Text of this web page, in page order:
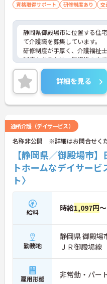
資格取得サポート
研修制度あり 交
静岡県御殿場市に位置する住
て介護職を募集しています。
研修制度が手厚く、介護福祉
制度もあるため、無資格の方
す。
年間休日は多めの120日、産休
ぼ100％ですので、子育て世
です。
ご興味ある方には、面接対策
い。
詳細を見る
通所介護（デイサービス）
名称非公開 ※詳細はお問合せく
【静岡県／御殿場市
トホームなデイサー
ト〉
給料 時給1,097円～
勤務地
静岡県 御殿場
ＪＲ御殿場線
雇用形態 非常勤・パー